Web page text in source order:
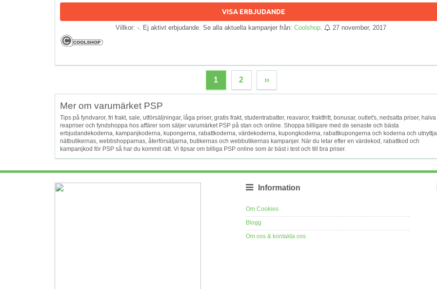
VISA ERBJUDANDE
Villkor: -. Ej aktivt erbjudande. Se alla aktuella kampanjer från: Coolshop 27 november, 2017
1 2 ››
Mer om varumärket PSP
Tips på fyndvaror, fri frakt, sale, utförsäljningar, låga priser, gratis frakt, studentrabatter, reavaror, fraktfritt, bonusar, outlet's, nedsatta priser, halva
reapriser och fyndshoppa hos affärer som säljer varumärket PSP på stan och online. Shoppa billigare med de senaste och bästa
erbjudandekoderna, kampanjkoderna, kupongerna, rabattkoderna, värdekoderna, kupongkoderna, rabattkupongerna och koderna och utnyttja
nätbutikernas, webbshopparnas, återförsäljarna, butikernas och webbutikernas kampanjer. När du letar efter en värdekod, rabattkod och
kampanjkod för PSP så har du kommit rätt. Vi tipsar om billiga PSP online som är bäst i test och till bra priser.
Information
Om Cookies
Blogg
Om oss & kontakta oss